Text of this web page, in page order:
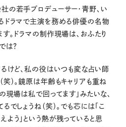
若手プロデューサー・青野、い
ドラマで主演を務める俳優の名物
。ドラマの制作現場は、おふたり
は？
けど、私の役はいつも変な占い師
）。鏡原は年齢もキャリアも重ね
現場は私で回ってます」みたいな、
でしょうね（笑）。でも芯には「こ
よう」という熱が残っていると思